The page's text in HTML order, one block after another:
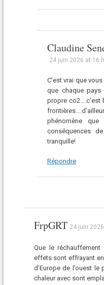
Claudine
24 juin 2026 at 16
C’est vrai que
que chaque
propre co2….c’est
phénomène que
conséquences
tranquille!
Répondre
FrpGRT 24 juin
Que le
effets sont effrayant
d’Europe de l’ouest
chaleur avec sont